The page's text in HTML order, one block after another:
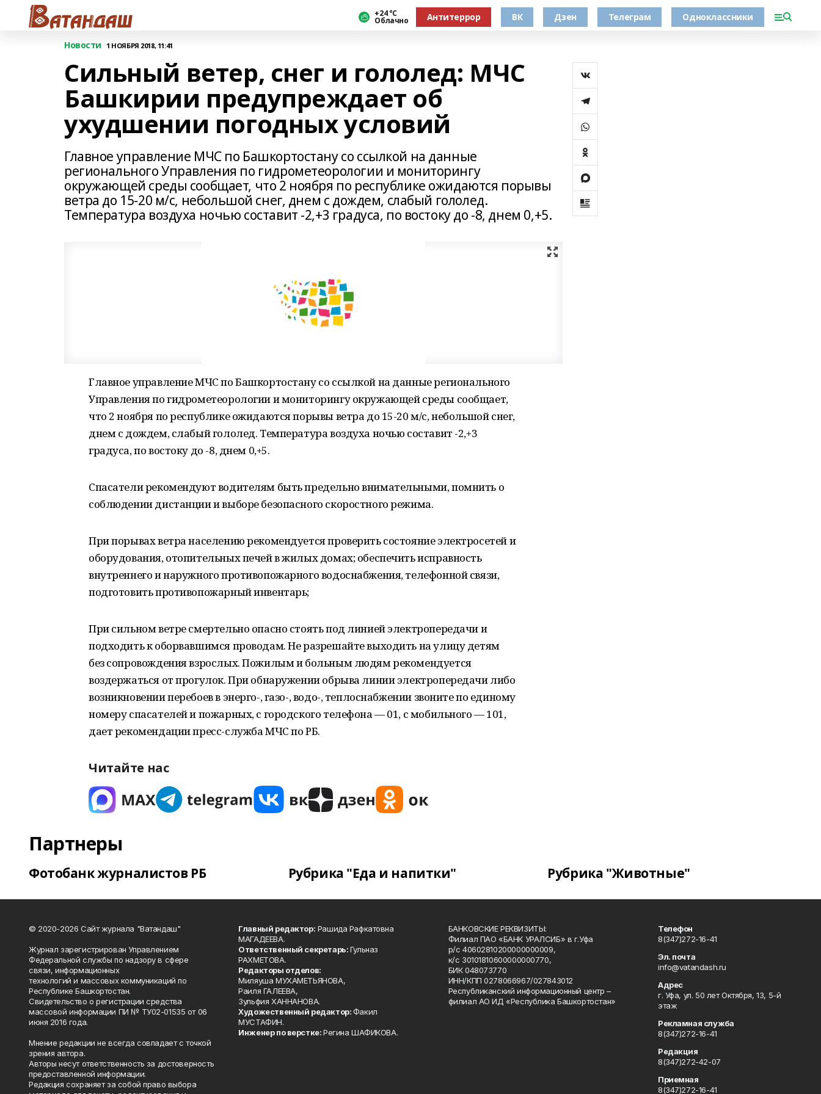
+24 °С
Облачно Антитеррор ВК Дзен Телеграм Одноклассники
Новости 1 НОЯБРЯ 2018, 11:41
Сильный ветер, снег и гололед: МЧС
Башкирии предупреждает об
ухудшении погодных условий
Главное управление МЧС по Башкортостану со ссылкой на данные
регионального Управления по гидрометеорологии и мониторингу
окружающей среды сообщает, что 2 ноября по республике ожидаются порывы
ветра до 15-20 м/с, небольшой снег, днем с дождем, слабый гололед.
Температура воздуха ночью составит -2,+3 градуса, по востоку до -8, днем 0,+5.
Главное управление МЧС по Башкортостану со ссылкой на данные регионального
Управления по гидрометеорологии и мониторингу окружающей среды сообщает,
что 2 ноября по республике ожидаются порывы ветра до 15-20 м/с, небольшой снег,
днем с дождем, слабый гололед. Температура воздуха ночью составит -2,+3
градуса, по востоку до -8, днем 0,+5.
Спасатели рекомендуют водителям быть предельно внимательными, помнить о
соблюдении дистанции и выборе безопасного скоростного режима.
При порывах ветра населению рекомендуется проверить состояние электросетей и
оборудования, отопительных печей в жилых домах; обеспечить исправность
внутреннего и наружного противопожарного водоснабжения, телефонной связи,
подготовить противопожарный инвентарь;
При сильном ветре смертельно опасно стоять под линией электропередачи и
подходить к оборвавшимся проводам. Не разрешайте выходить на улицу детям
без сопровождения взрослых. Пожилым и больным людям рекомендуется
воздержаться от прогулок. При обнаружении обрыва линии электропередачи либо
возникновении перебоев в энерго-, газо-, водо-, теплоснабжении звоните по единому
номеру спасателей и пожарных, с городского телефона — 01, с мобильного — 101,
дает рекомендации пресс-служба МЧС по РБ.
Читайте нас
Партнеры
Фотобанк журналистов РБ Рубрика "Еда и напитки" Рубрика "Животные"
© 2020-2026 Сайт журнала "Ватандаш"
Журнал зарегистрирован Управлением
Федеральной службы по надзору в сфере
связи, информационных
технологий и массовых коммуникаций по
Республике Башкортостан.
Свидетельство о регистрации средства
массовой информации ПИ № ТУ02-01535 от 06
июня 2016 года.
Мнение редакции не всегда совпадает с точкой
зрения автора.
Авторы несут ответственность за достоверность
предоставленной информации.
Редакция сохраняет за собой право выбора
Главный редактор: Рашида Рафкатовна
МАГАДЕЕВА.
Ответственный секретарь:Гульназ
РАХМЕТОВА.
Редакторы отделов:
Миляуша МУХАМЕТЬЯНОВА,
Раиля ГАЛЕЕВА,
Зульфия ХАННАНОВА.
Художественный редактор:Факил
МУСТАФИН.
Инженер по верстке:Регина ШАФИКОВА.
БАНКОВСКИЕ РЕКВИЗИТЫ:
Филиал ПАО «БАНК УРАЛСИБ» в г.Уфа
р/с 40602810200000000009,
к/с 30101810600000000770,
БИК 048073770
ИНН/КПП 0278066967/027843012
Республиканский информационный центр –
филиал АО ИД «Республика Башкортостан»
Телефон
8(347)272-16-41
Эл. почта
info@vatandash.ru
Адрес
г. Уфа, ул. 50 лет Октября, 13, 5-й
этаж
Рекламная служба
8(347)272-16-41
Редакция
8(347)272-42-07
Приемная
8(347)272-16-41